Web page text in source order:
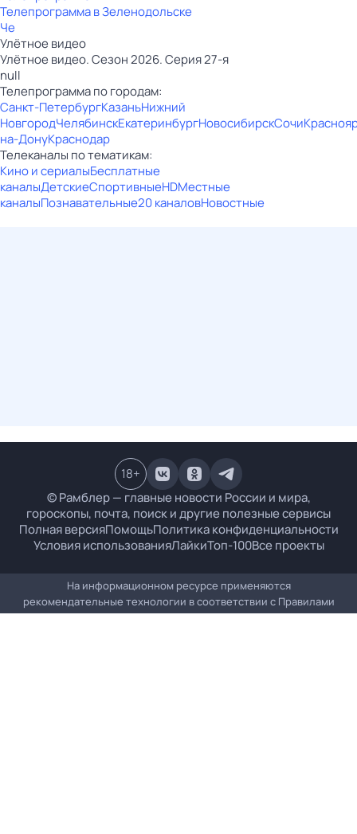
Телепрограмма в Зеленодольске
Че
Улётное видео
Улётное видео. Сезон 2026. Серия 27-я
null
Телепрограмма по городам:
Санкт-ПетербургКазаньНижний
НовгородЧелябинскЕкатеринбургНовосибирскСочи
на-ДонуКраснодар
Телеканалы по тематикам:
Кино и сериалыБесплатные
каналыДетскиеСпортивныеHDМестные
каналыПознавательные20 каналовНовостные
© Рамблер — главные новости России и мира,
гороскопы, почта, поиск и другие полезные сервисы
Полная версияПомощьПолитика конфиденциальности
Условия использованияЛайкиТоп-100Все проекты
18+
На информационном ресурсе применяются
рекомендательные технологии в соответствии с Правилами